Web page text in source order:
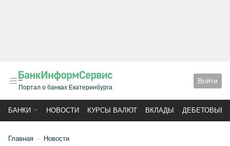
Портал о банках Екатеринбурга
Войти
БАНКИ НОВОСТИ КУРСЫ ВАЛЮТ ВКЛАДЫ ДЕБЕТОВЫЕ
Главная Новости